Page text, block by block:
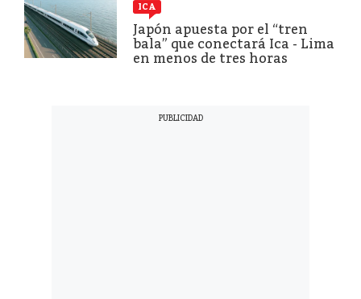
ICA
Japón apuesta por el “tren
bala” que conectará Ica - Lima
en menos de tres horas